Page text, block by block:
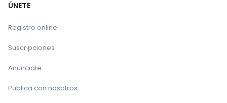
ÚNETE
Registro online
Suscripciones
Anúnciate
Publica con nosotros